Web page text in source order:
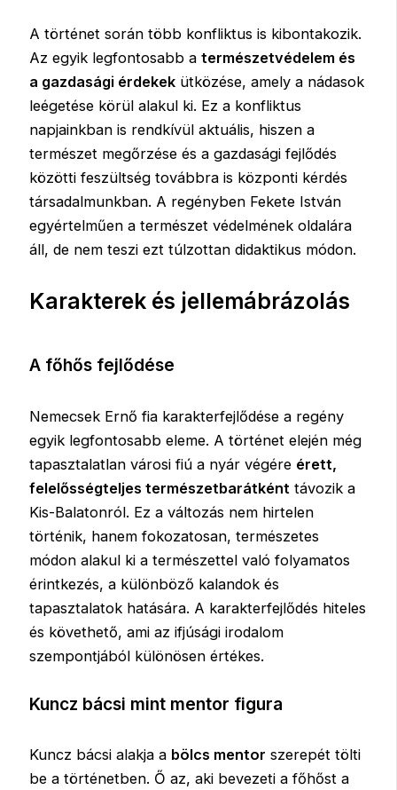
A történet során több konfliktus is kibontakozik.
Az egyik legfontosabb atermészetvédelem és
a gazdasági érdekek ütközése, amely a nádasok
leégetése körül alakul ki. Ez a konfliktus
napjainkban is rendkívül aktuális, hiszen a
természet megőrzése és a gazdasági fejlődés
közötti feszültség továbbra is központi kérdés
társadalmunkban. A regényben Fekete István
egyértelműen a természet védelmének oldalára
áll, de nem teszi ezt túlzottan didaktikus módon.
Karakterek és jellemábrázolás
A főhős fejlődése
Nemecsek Ernő fia karakterfejlődése a regény
egyik legfontosabb eleme. A történet elején még
tapasztalatlan városi fiú a nyár végére érett,
felelősségteljes természetbarátként távozik a
Kis-Balatonról. Ez a változás nem hirtelen
történik, hanem fokozatosan, természetes
módon alakul ki a természettel való folyamatos
érintkezés, a különböző kalandok és
tapasztalatok hatására. A karakterfejlődés hiteles
és követhető, ami az ifjúsági irodalom
szempontjából különösen értékes.
Kuncz bácsi mint mentor figura
Kuncz bácsi alakja a bölcs mentor szerepét tölti
be a történetben. Ő az, aki bevezeti a főhőst a